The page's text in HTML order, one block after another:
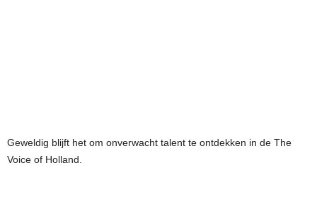
Geweldig blijft het om onverwacht talent te ontdekken in de The
Voice of Holland.